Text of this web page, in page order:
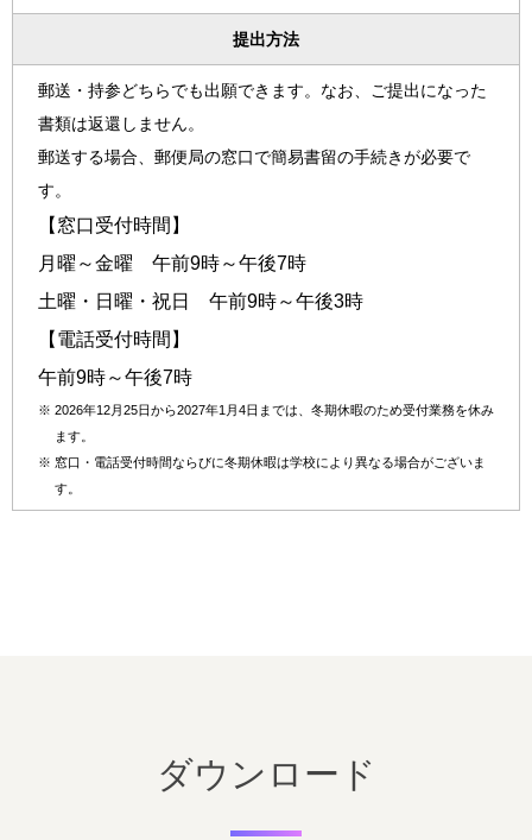
提出方法
郵送・持参どちらでも出願できます。なお、ご提出になった
書類は返還しません。
郵送する場合、郵便局の窓口で簡易書留の手続きが必要で
す。
【窓口受付時間】
月曜～金曜 午前9時～午後7時
土曜・日曜・祝日 午前9時～午後3時
【電話受付時間】
午前9時～午後7時
※ 2026年12月25日から2027年1月4日までは、冬期休暇のため受付業務を休み
ます。
※ 窓口・電話受付時間ならびに冬期休暇は学校により異なる場合がございま
す。
ダウンロード